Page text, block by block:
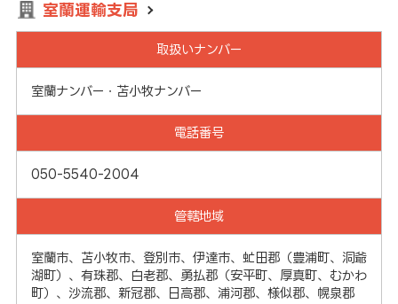
室蘭運輸支局
取扱いナンバー
室蘭ナンバー・苫小牧ナンバー
電話番号
050-5540-2004
管轄地域
室蘭市、苫小牧市、登別市、伊達市、虻田郡（豊浦町、洞爺
湖町）、有珠郡、白老郡、勇払郡（安平町、厚真町、むかわ
町）、沙流郡、新冠郡、日高郡、浦河郡、様似郡、幌泉郡